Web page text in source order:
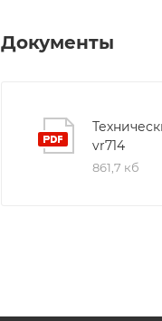
Документы
vr714
861,7 кб